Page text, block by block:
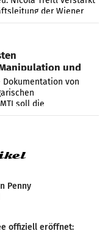
der Wiener
von Josef Kalina und
und
von
soll die
Manipulation und
Penny
offiziell eröffnet: